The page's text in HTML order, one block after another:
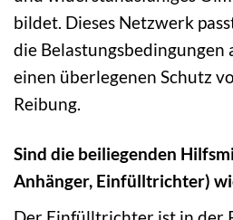
bildet. Dieses Netzwerk
die Belastungsbedingungen
einen überlegenen Schutz
Reibung.
Sind die beiliegenden
Anhänger, Einfülltrichter)